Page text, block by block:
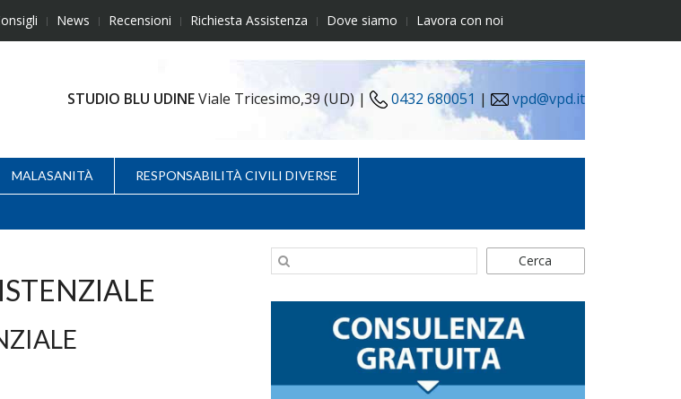
News Recensioni Richiesta Assistenza Dove siamo Lavora con noi
STUDIO BLU UDINEViale Tricesimo,39 (UD) | 0432 680051 | vpd@vpd.it
MALASANITÀ RESPONSABILITÀ CIVILI DIVERSE
Cerca